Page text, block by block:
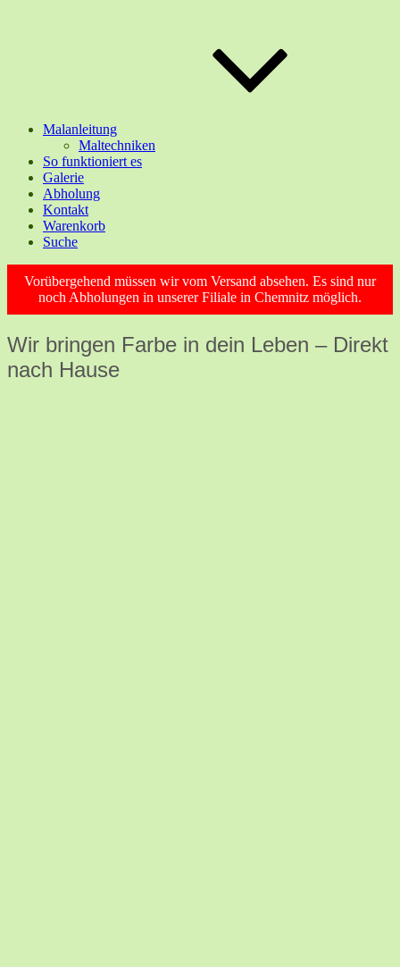
Malanleitung
Maltechniken
So funktioniert es
Galerie
Abholung
Kontakt
Warenkorb
Suche
Vorübergehend müssen wir vom Versand absehen. Es sind nur
noch Abholungen in unserer Filiale in Chemnitz möglich.
Wir bringen Farbe in dein Leben – Direkt
nach Hause